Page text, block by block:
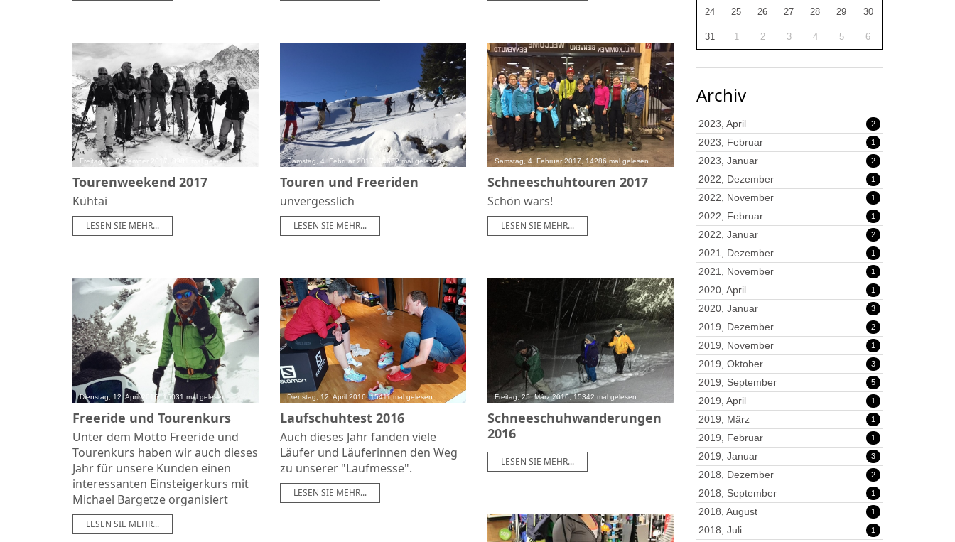
Freitag, 1. Dezember 2017, 8981 mal gelesen
Tourenweekend 2017
Kühtai
LESEN SIE MEHR...
Samstag, 4. Februar 2017, 14682 mal gelesen
Touren und Freeriden
unvergesslich
LESEN SIE MEHR...
Samstag, 4. Februar 2017, 14286 mal gelesen
Schneeschuhtouren 2017
Schön wars!
LESEN SIE MEHR...
Dienstag, 12. April 2016, 16031 mal gelesen
Freeride und Tourenkurs
Unter dem Motto Freeride und
Tourenkurs haben wir auch dieses
Jahr für unsere Kunden einen
interessanten Einsteigerkurs mit
Michael Bargetze organisiert
LESEN SIE MEHR...
Dienstag, 12. April 2016, 15411 mal gelesen
Laufschuhtest 2016
Auch dieses Jahr fanden viele
Läufer und Läuferinnen den Weg
zu unserer "Laufmesse".
LESEN SIE MEHR...
Freitag, 25. März 2016, 15342 mal gelesen
Schneeschuhwanderungen
2016
LESEN SIE MEHR...
24 25 26 27 28 29 30
31 1 2 3 4 5 6
Archiv
2023, April 2
2023, Februar 1
2023, Januar 2
2022, Dezember 1
2022, November 1
2022, Februar 1
2022, Januar 2
2021, Dezember 1
2021, November 1
2020, April 1
2020, Januar 3
2019, Dezember 2
2019, November 1
2019, Oktober 3
2019, September 5
2019, April 1
2019, März 1
2019, Februar 1
2019, Januar 3
2018, Dezember 2
2018, September 1
2018, August 1
2018, Juli 1